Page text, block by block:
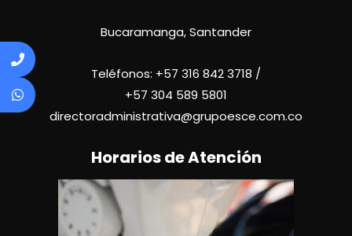
Bucaramanga, Santander
Teléfonos: +57 316 842 3718 /
+57 304 589 5801
directoradministrativa@grupoesce.com.co
Horarios de Atención